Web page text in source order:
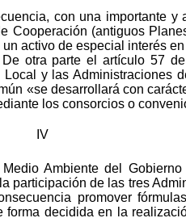
con una importante
Cooperación (antiguos
activo de especial interés
otra parte el artículo 57
y las Administraciones
«se desarrollará con
los consorcios o
IV
Ambiente del
participación de las tres
promover
decidida en la